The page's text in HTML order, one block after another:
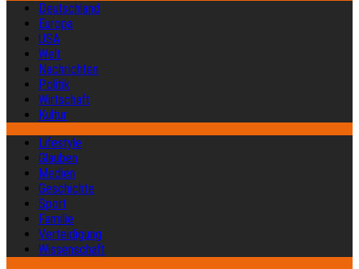
Deutschland
Europa
USA
Welt
Nachrichten
Politik
Wirtschaft
Kultur
Lifestyle
Glauben
Medien
Geschichte
Sport
Familie
Verteidigung
Wissenschaft